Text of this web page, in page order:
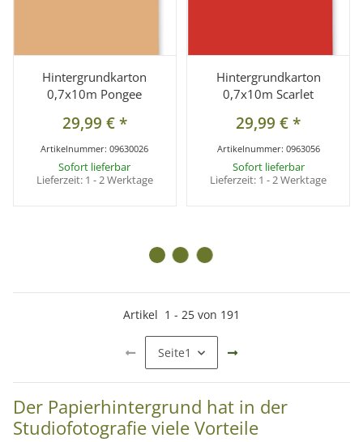
Hintergrundkarton
0,7x10m Pongee
29,99 €*
Artikelnummer:09630026
Sofort lieferbar
Lieferzeit: 1 - 2 Werktage
Hintergrundkarton
0,7x10m Scarlet
29,99 €*
Artikelnummer: 0963056
Sofort lieferbar
Lieferzeit: 1 - 2 Werktage
Artikel 1 - 25 von 191
Seite1
Der Papierhintergrund hat in der
Studiofotografie viele Vorteile